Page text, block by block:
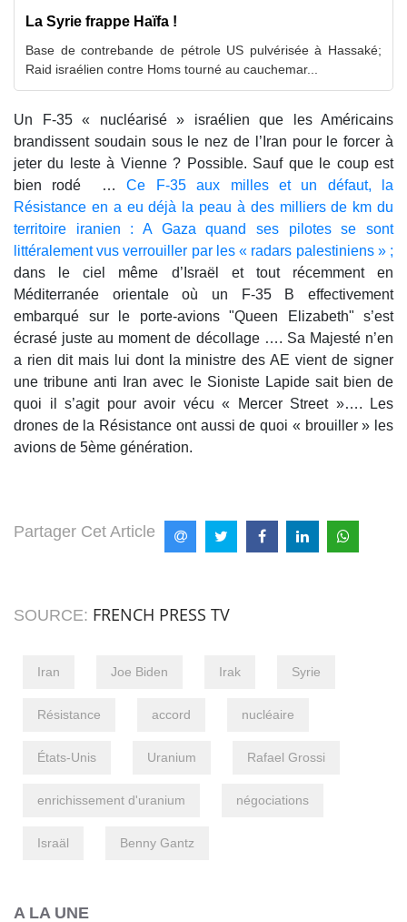
La Syrie frappe Haïfa !
Base de contrebande de pétrole US pulvérisée à Hassaké;
Raid israélien contre Homs tourné au cauchemar...
Un F-35 « nucléarisé » israélien que les Américains
brandissent soudain sous le nez de l’Iran pour le forcer à
jeter du leste à Vienne ? Possible. Sauf que le coup est
bien rodé …
Ce F-35 aux milles et un défaut, la
Résistance en a eu déjà la peau à des milliers de km du
territoire iranien : A Gaza quand ses pilotes se sont
littéralement vus verrouiller par les « radars palestiniens » ;
dans le ciel même d’Israël et tout récemment en
Méditerranée orientale où un F-35 B effectivement
embarqué sur le porte-avions "Queen Elizabeth" s’est
écrasé juste au moment de décollage …. Sa Majesté n’en
a rien dit mais lui dont la ministre des AE vient de signer
une tribune anti Iran avec le Sioniste Lapide sait bien de
quoi il s’agit pour avoir vécu « Mercer Street »…. Les
drones de la Résistance ont aussi de quoi « brouiller » les
avions de 5ème génération.
Partager Cet Article
SOURCE: FRENCH PRESS TV
Iran Joe Biden Irak Syrie
Résistance accord nucléaire
États-Unis Uranium Rafael Grossi
enrichissement d'uranium négociations
Israäl Benny Gantz
A LA UNE